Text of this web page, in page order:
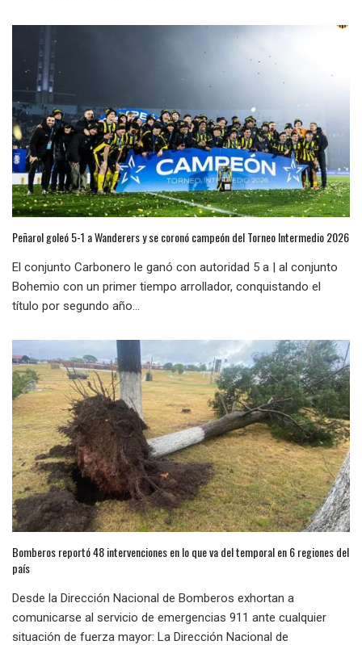
Peñarol goleó 5-1 a Wanderers y se coronó campeón del Torneo Intermedio 2026
El conjunto Carbonero le ganó con autoridad 5 a | al conjunto
Bohemio con un primer tiempo arrollador, conquistando el
título por segundo año...
Bomberos reportó 48 intervenciones en lo que va del temporal en 6 regiones del
país
Desde la Dirección Nacional de Bomberos exhortan a
comunicarse al servicio de emergencias 911 ante cualquier
situación de fuerza mayor: La Dirección Nacional de